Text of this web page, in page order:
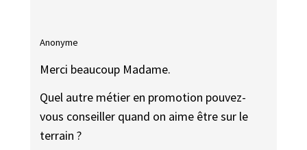
Anonyme
Merci beaucoup Madame.
Quel autre métier en promotion pouvez-
vous conseiller quand on aime être sur le
terrain ?